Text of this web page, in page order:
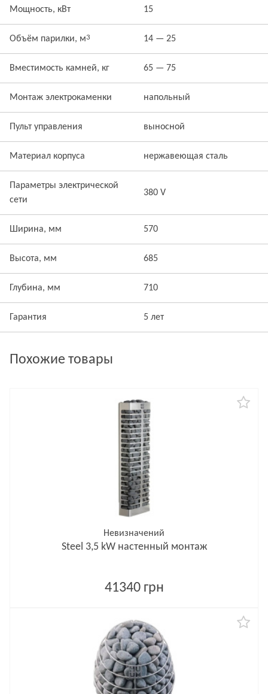
Мощность, кВт 15
Объём парилки, м3 14 — 25
Вместимость камней, кг 65 — 75
Монтаж электрокаменки напольный
Пульт управления выносной
Материал корпуса нержавеющая сталь
Параметры электрической
сети
380 V
Ширина, мм 570
Высота, мм 685
Глубина, мм 710
Гарантия 5 лет
Похожие товары
Невизначений
Steel 3,5 kW настенный монтаж
41340 грн